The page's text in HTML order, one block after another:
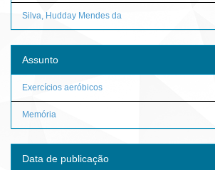
Silva, Hudday Mendes da
Assunto
Exercícios aeróbicos
Memória
Data de publicação